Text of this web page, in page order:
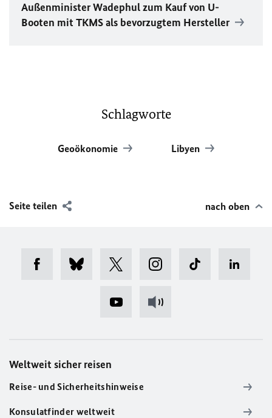
Außenminister Wadephul zum Kauf von U-
Booten mit TKMS als bevorzugtem Hersteller
Schlagworte
Geoökonomie Libyen
Seite teilen nach oben
Weltweit sicher reisen
Reise- und Sicherheitshinweise
Konsulatfinder weltweit